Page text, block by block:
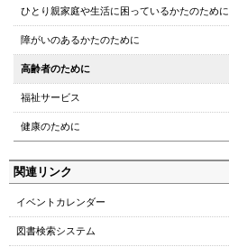
ッ
本
文
へ
メ
ニ
ュ
ひとり親家庭や生活に困っているかたのために
障がいのあるかたのために
高齢者のために
福祉サービス
健康のために
関連リンク
イベントカレンダー
図書検索システム